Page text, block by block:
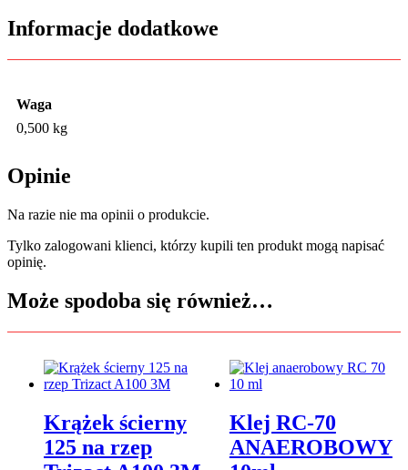
Informacje dodatkowe
Waga
0,500 kg
Opinie
Na razie nie ma opinii o produkcie.
Tylko zalogowani klienci, którzy kupili ten produkt mogą napisać
opinię.
Może spodoba się również…
Krążek ścierny
125 na rzep
Klej RC-70
ANAEROBOWY